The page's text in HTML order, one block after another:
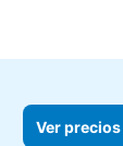
Ver precios